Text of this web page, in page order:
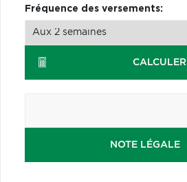
Fréquence des versements:
CALCULER
NOTE LÉGALE